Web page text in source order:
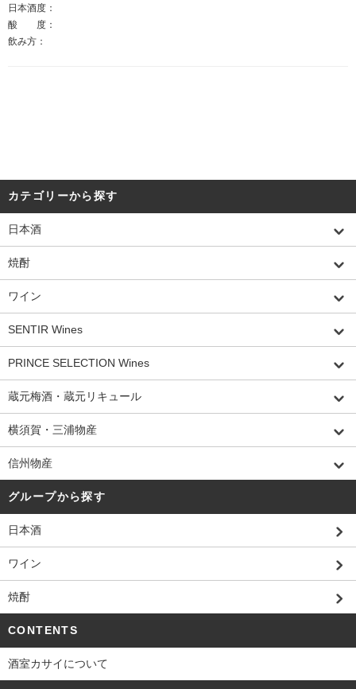
日本酒度：
酸 度：
飲み方：
カテゴリーから探す
日本酒
焼酎
ワイン
SENTIR Wines
PRINCE SELECTION Wines
蔵元梅酒・蔵元リキュール
横須賀・三浦物産
信州物産
グループから探す
日本酒
ワイン
焼酎
CONTENTS
酒室カサイについて